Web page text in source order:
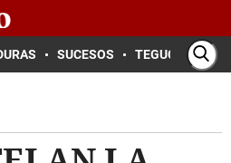
SUCESOS TEGUCIGALPA